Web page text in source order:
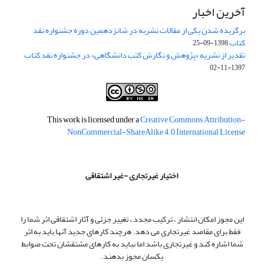
آخرین اخبار
برگزیده شدن یکی از مقالات نشریه در شانزدهمین دوره جشنواره نقد
کتاب1398-09-25
تقدیر از نشریه «پژوهش و نگارش کتب دانشگاهی» در جشنواره نقد کتاب
1397-11-02
This work is licensed under aCreative Commons Attribution-
NonCommercial-ShareAlike 4.0 International License
اختیار غیرتجاری -غیر اشتقاقی
این مجوز امکان انتشار ، ترکیب مجدد ، تغییر جزئی و آثار اشتقاقی اثر شما را
فقط برای مقاصد غیرتجاری می دهد. هرچند کارهای جدید آنها باید به اثر
شما اشاره کند و غیرتجاری باشد اما نباید به کارهای مشتقشان تحت ضوابط
یکسان مجوز بدهند.